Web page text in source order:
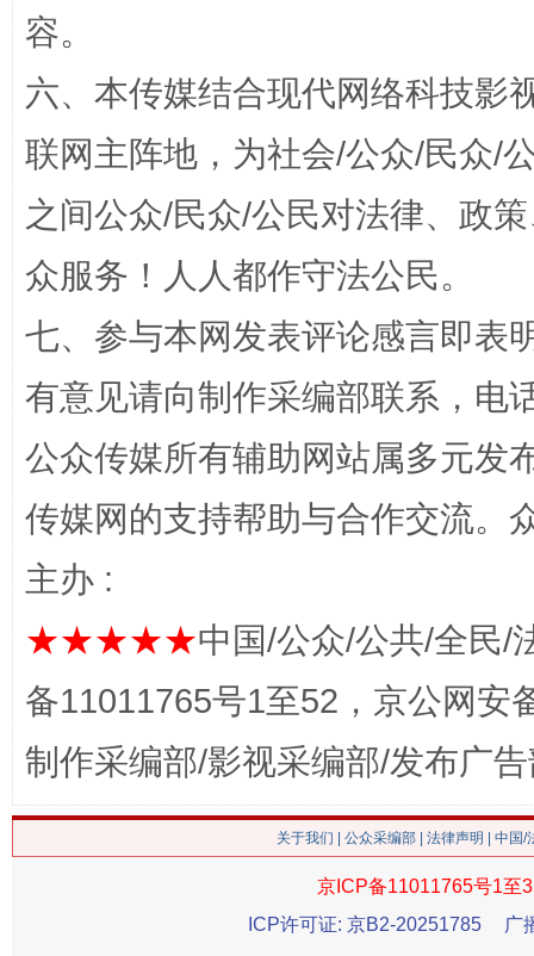
网上购药对药下症？
在谋一域中谋全局
今
容。
六、本传媒结合现代网络科技影
联网主阵地，为社会/公众/民众/
之间公众/民众/公民对法律、政
众服务！人人都作守法公民。
七、参与本网发表评论感言即表
有意见请向制作采编部联系，电
公众传媒所有辅助网站属多元发
传媒网的支持帮助与合作交流。
主办 :
★★★★★中国/公众/公共/全民/
备11011765号1至52，京公网安
制作采编部/影视采编部/发布广
关于我们 公众采编部 法律声明 | 中国
京ICP备11011765号1至
ICP许可证: 京B2-20251785
广